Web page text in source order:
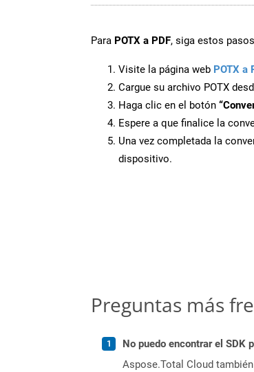
Para POTX a PDF, siga estos
Visite la página web POTX a
Cargue su archivo POTX
Haga clic en el botón
Espere a que finalice la
Una vez completada la
dispositivo.
Preguntas más
No puedo encontrar el SDK
Aspose.Total Cloud